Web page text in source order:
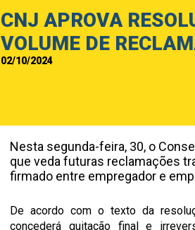
CNJ APROVA
VOLUME DE
02/10/2024
Nesta segunda-feira, 30, o
que veda futuras reclamações
firmado entre empregador e
De acordo com o texto da
concederá quitação final e